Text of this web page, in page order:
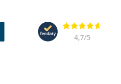
Beoordelingen
4,7/5